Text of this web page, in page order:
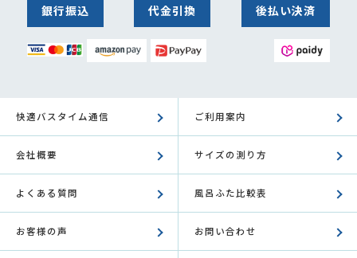
銀行振込 代金引換 後払い決済
快適バスタイム通信 ご利用案内
会社概要 サイズの測り方
よくある質問 風呂ふた比較表
お客様の声 お問い合わせ